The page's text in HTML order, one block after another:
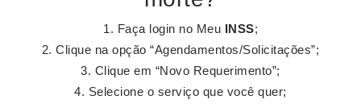
Faça login no Meu INSS;
Clique na opção “Agendamentos/Solicitações”;
Clique em “Novo Requerimento”;
Selecione o serviço que você quer;